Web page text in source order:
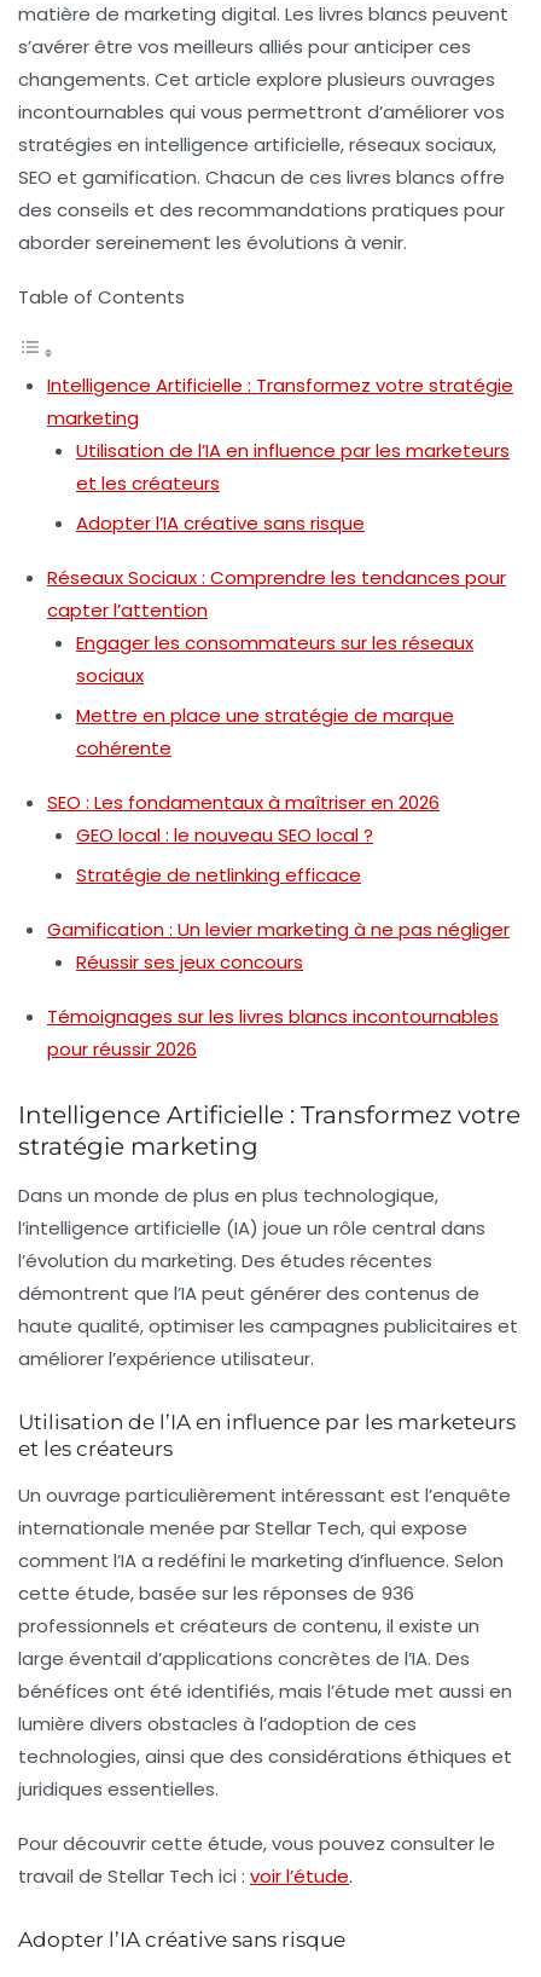
matière de marketing digital. Les livres blancs peuvent
s’avérer être vos meilleurs alliés pour anticiper ces
changements. Cet article explore plusieurs ouvrages
incontournables qui vous permettront d’améliorer vos
stratégies en intelligence artificielle,réseaux sociaux,
SEO et gamification. Chacun de ces livres blancs offre
des conseils et des recommandations pratiques pour
aborder sereinement les évolutions à venir.
Table of Contents
Intelligence Artificielle : Transformez votre stratégie
marketing
Utilisation de l’IA en influence par les marketeurs
et les créateurs
Adopter l’IA créative sans risque
Réseaux Sociaux : Comprendre les tendances pour
capter l’attention
Engager les consommateurs sur les réseaux
sociaux
Mettre en place une stratégie de marque
cohérente
SEO : Les fondamentaux à maîtriser en 2026
GEO local : le nouveau SEO local ?
Stratégie de netlinking efficace
Gamification : Un levier marketing à ne pas négliger
Réussir ses jeux concours
Témoignages sur les livres blancs incontournables
pour réussir 2026
Intelligence Artificielle : Transformez votre
stratégie marketing
Dans un monde de plus en plus technologique,
l’intelligence artificielle (IA) joue un rôle central dans
l’évolution du marketing. Des études récentes
démontrent que l’IA peut générer des contenus de
haute qualité, optimiser les campagnes publicitaires et
améliorer l’expérience utilisateur.
Utilisation de l’IA en influence par les marketeurs
et les créateurs
Un ouvrage particulièrement intéressant est l’enquête
internationale menée par Stellar Tech, qui expose
comment l’IA a redéfini le marketing d’influence. Selon
cette étude, basée sur les réponses de 936
professionnels et créateurs de contenu, il existe un
large éventail d’applications concrètes de l’IA. Des
bénéfices ont été identifiés, mais l’étude met aussi en
lumière divers obstacles à l’adoption de ces
technologies, ainsi que des considérations éthiques et
juridiques essentielles.
Pour découvrir cette étude, vous pouvez consulter le
travail de Stellar Tech ici : voir l’étude.
Adopter l’IA créative sans risque